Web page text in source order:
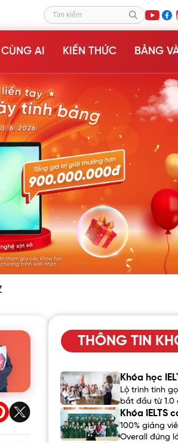
Tìm kiếm
AI KIẾN THỨC BẢNG
THÔNG TIN
Khóa học
Lộ trình tinh
bắt đầu từ 1.0
Khóa IELTS
100% giảng
Overall đứng